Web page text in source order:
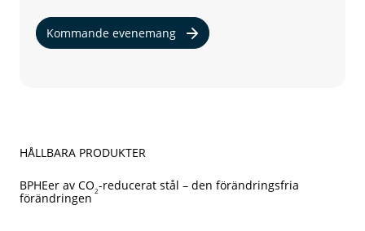
Kommande evenemang
HÅLLBARA PRODUKTER
BPHEer av CO2-reducerat stål – den förändringsfria
förändringen